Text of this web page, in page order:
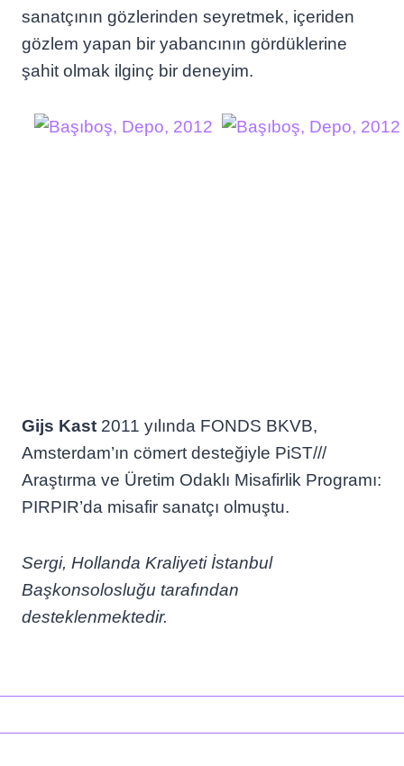
sanatçının gözlerinden seyretmek, içeriden
gözlem yapan bir yabancının gördüklerine
şahit olmak ilginç bir deneyim.
Gijs Kast 2011 yılında FONDS BKVB,
Amsterdam’ın cömert desteğiyle PiST///
Araştırma ve Üretim Odaklı Misafirlik Programı:
PIRPIR’da misafir sanatçı olmuştu.
Sergi, Hollanda Kraliyeti İstanbul
Başkonsolosluğu tarafından
desteklenmektedir.